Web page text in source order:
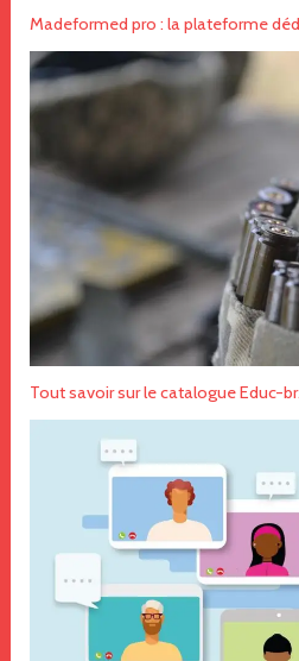
Madeformed pro : la plateforme
Tout savoir sur le catalogue Educ-